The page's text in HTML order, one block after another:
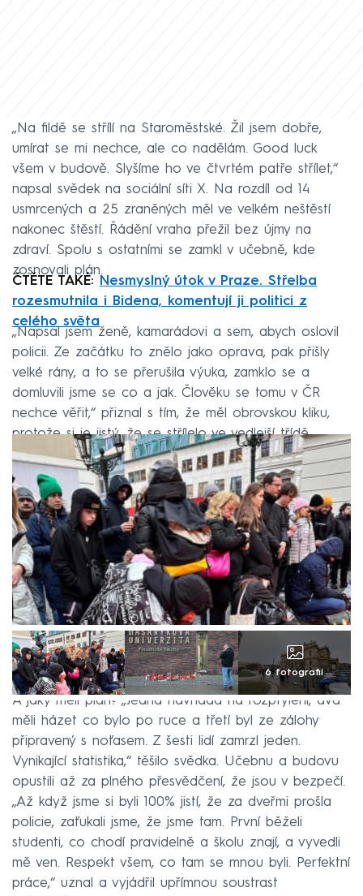
„Na fildě se střílí na Staroměstské. Žil jsem dobře,
umírat se mi nechce, ale co nadělám. Good luck
všem v budově. Slyšíme ho ve čtvrtém patře střílet,“
napsal svědek na sociální síti X. Na rozdíl od 14
usmrcených a 25 zraněných měl ve velkém neštěstí
nakonec štěstí. Řádění vraha přežil bez újmy na
zdraví. Spolu s ostatními se zamkl v učebně, kde
zosnovali plán.
ČTĚTE TAKÉ:
Nesmyslný útok v Praze. Střelba
rozesmutnila i Bidena, komentují ji politici z
celého světa
„Napsal jsem ženě, kamarádovi a sem, abych oslovil
policii. Ze začátku to znělo jako oprava, pak přišly
velké rány, a to se přerušila výuka, zamklo se a
domluvili jsme se co a jak. Člověku se tomu v ČR
nechce věřit,“ přiznal s tím, že měl obrovskou kliku,
protože si je jistý, že se střílelo ve vedlejší třídě.
6 fotografií
A jaký měli plán? „Jedna návnada na rozptýlení, dva
měli házet co bylo po ruce a třetí byl ze zálohy
připravený s noťasem. Z šesti lidí zamrzl jeden.
Vynikající statistika,“ těšilo svědka. Učebnu a budovu
opustili až za plného přesvědčení, že jsou v bezpečí.
„Až když jsme si byli 100% jistí, že za dveřmi prošla
policie, zaťukali jsme, že jsme tam. První běželi
studenti, co chodí pravidelně a školu znají, a vyvedli
mě ven. Respekt všem, co tam se mnou byli. Perfektní
práce,“ uznal a vyjádřil upřímnou soustrast